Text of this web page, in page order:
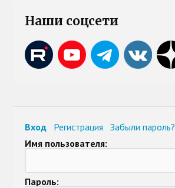
Наши соцсети
Вход Регистрация
Забыли пароль?
Имя пользователя:
Пароль: